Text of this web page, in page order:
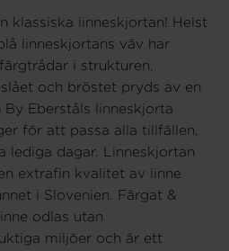
klassiska linneskjortan! Helst
linneskjortans väv har
i strukturen,
och bröstet pryds av en
Eberståls linneskjorta
för att passa alla tillfällen,
lediga dagar. Linneskjortan
extrafin kvalitet av linne
i Slovenien. Färgat &
odlas utan
miljöer och är ett